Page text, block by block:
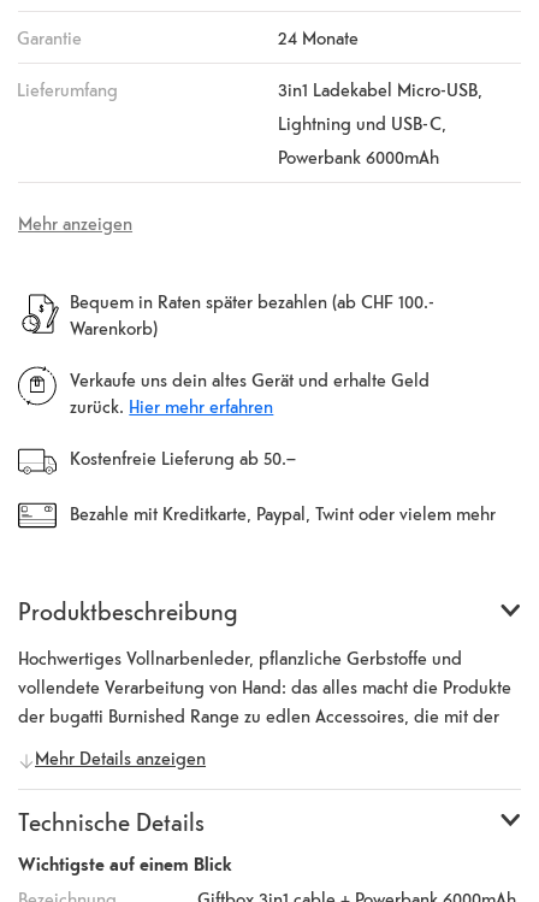
Garantie 24 Monate
Lieferumfang
3in1 Ladekabel Micro-USB,
Lightning und USB-C,
Powerbank 6000mAh
Mehr anzeigen
Bequem in Raten später bezahlen (ab CHF 100.-
Warenkorb)
Verkaufe uns dein altes Gerät und erhalte Geld
zurück. Hier mehr erfahren
Kostenfreie Lieferung ab 50.–
Bezahle mit Kreditkarte, Paypal, Twint oder vielem mehr
Produktbeschreibung
Hochwertiges Vollnarbenleder, pflanzliche Gerbstoffe und
vollendete Verarbeitung von Hand: das alles macht die Produkte
der bugatti Burnished Range zu edlen Accessoires, die mit der
Zeit nur noch schöner und persönlicher werden. So entwickelt
sich dein bugatti Burnished Produkt mit jedem Tag und jedem
Einzelstück mit Charakter – dem Charakter deines Lebens. Und
weil manche Dinge viel zu schön sind, um sie nur für sich zu
behalten, kannst du jetzt auch deinen Freunden, Verwandten und
Mehr Details anzeigen
Technische Details
Wichtigste auf einem Blick